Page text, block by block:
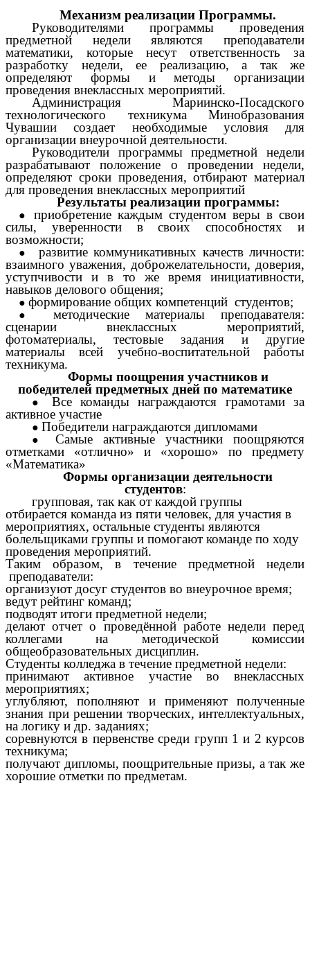
Механизм реализации Программы.
Руководителями программы проведения
предметной недели являются преподаватели
математики, которые несут ответственность за
разработку недели, ее реализацию, а так же
определяют формы и методы организации
проведения внеклассных мероприятий.
Администрация Мариинско-Посадского
технологического техникума Минобразования
Чувашии создает необходимые условия для
организации внеурочной деятельности.
Руководители программы предметной недели
разрабатывают положение о проведении недели,
определяют сроки проведения, отбирают материал
для проведения внеклассных мероприятий
Результаты реализации программы:
приобретение каждым студентом веры в свои
силы, уверенности в своих способностях и
возможности;
развитие коммуникативных качеств личности:
взаимного уважения, доброжелательности, доверия,
уступчивости и в то же время инициативности,
навыков делового общения;
формирование общих компетенций студентов;
методические материалы преподавателя:
сценарии внеклассных мероприятий,
фотоматериалы, тестовые задания и другие
материалы всей учебно-воспитательной работы
техникума.
Формы поощрения участников и
победителей предметных дней по математике
Все команды награждаются грамотами за
активное участие
Победители награждаются дипломами
Самые активные участники поощряются
отметками «отлично» и «хорошо» по предмету
«Математика»
Формы организации деятельности
студентов:
групповая, так как от каждой группы
отбирается команда из пяти человек, для участия в
мероприятиях, остальные студенты являются
болельщиками группы и помогают команде по ходу
проведения мероприятий.
Таким образом, в течение предметной недели
преподаватели:
организуют досуг студентов во внеурочное время;
ведут рейтинг команд;
подводят итоги предметной недели;
делают отчет о проведённой работе недели перед
коллегами на методической комиссии
общеобразовательных дисциплин.
Студенты колледжа в течение предметной недели:
принимают активное участие во внеклассных
мероприятиях;
углубляют, пополняют и применяют полученные
знания при решении творческих, интеллектуальных,
на логику и др. заданиях;
соревнуются в первенстве среди групп 1 и 2 курсов
техникума;
получают дипломы, поощрительные призы, а так же
хорошие отметки по предметам.